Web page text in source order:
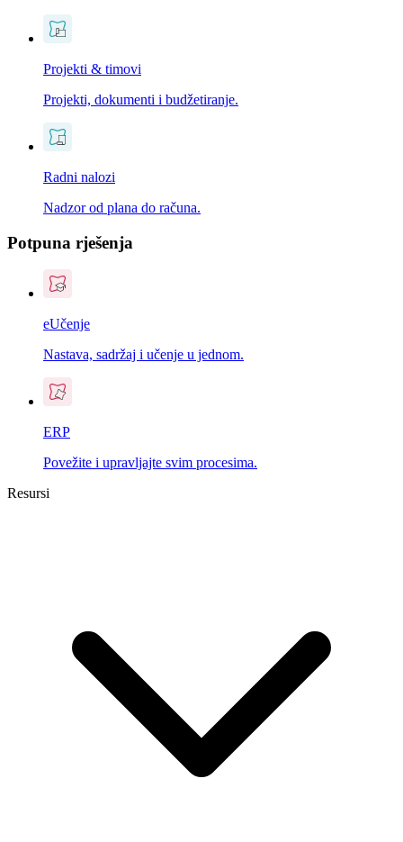
Projekti & timovi
Projekti, dokumenti i budžetiranje.
Radni nalozi
Nadzor od plana do računa.
Potpuna rješenja
eUčenje
Nastava, sadržaj i učenje u jednom.
ERP
Povežite i upravljajte svim procesima.
Resursi